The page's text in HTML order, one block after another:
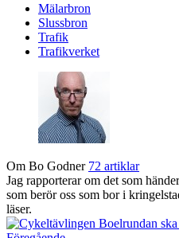
Mälarbron
Slussbron
Trafik
Trafikverket
Om Bo Godner 72 artiklar
Jag rapporterar om det som
som berör oss som bor i
läser.